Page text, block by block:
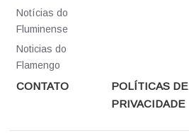
Notícias do
Fluminense
Noticias do
Flamengo
CONTATO
POLÍTICAS DE
PRIVACIDADE